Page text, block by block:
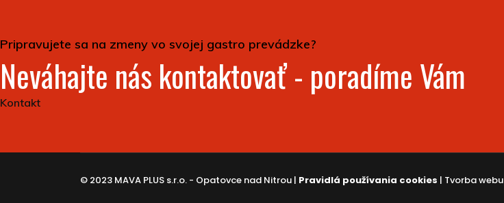
Pripravujete sa na zmeny vo svojej gastro prevádzke?
Neváhajte nás kontaktovať - poradíme Vám
Kontakt
© 2023 MAVA PLUS s.r.o. - Opatovce nad Nitrou | Pravidlá používania cookies | Tvorba webu